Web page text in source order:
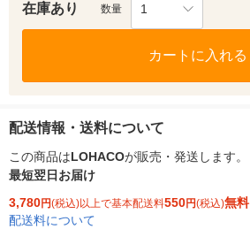
在庫あり 数量 1
カートに入れる
配送情報・送料について
この商品はLOHACOが販売・発送します。
最短翌日お届け
3,780円(税込)以上で基本配送料550円(税込)無料
配送料について